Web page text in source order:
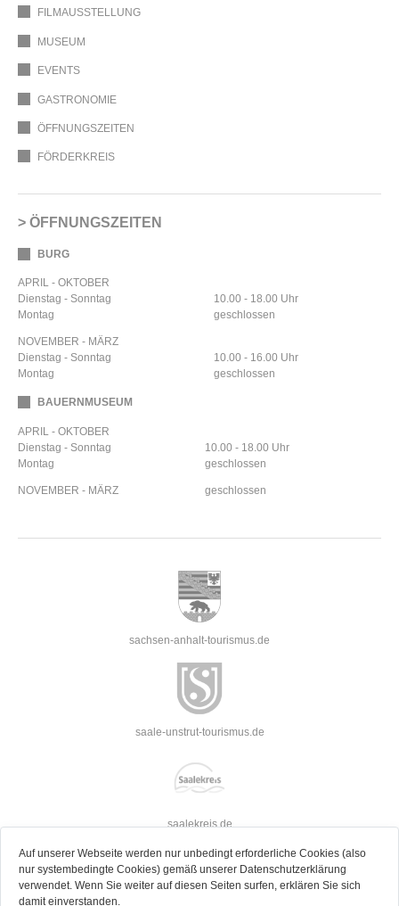
Auf unserer Webseite werden nur unbedingt erforderliche Cookies (also
nur systembedingte Cookies) gemäß unserer Datenschutzerklärung
verwendet. Wenn Sie weiter auf diesen Seiten surfen, erklären Sie sich
damit einverstanden.
FILMAUSSTELLUNG
MUSEUM
EVENTS
GASTRONOMIE
ÖFFNUNGSZEITEN
FÖRDERKREIS
ÖFFNUNGSZEITEN
BURG
APRIL - OKTOBER
Dienstag - Sonntag
Montag
10.00 - 18.00 Uhr
geschlossen
NOVEMBER - MÄRZ
Dienstag - Sonntag
Montag
10.00 - 16.00 Uhr
geschlossen
BAUERNMUSEUM
APRIL - OKTOBER
Dienstag - Sonntag
Montag
10.00 - 18.00 Uhr
geschlossen
NOVEMBER - MÄRZ geschlossen
sachsen-anhalt-tourismus.de
saale-unstrut-tourismus.de
saalekreis.de